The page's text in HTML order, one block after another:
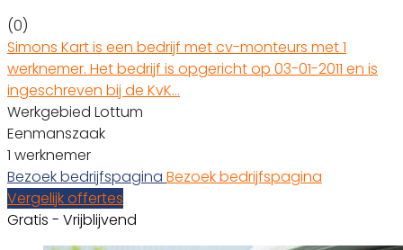
(0)
Simons Kart is een bedrijf met cv-monteurs met 1
werknemer. Het bedrijf is opgericht op 03-01-2011 en is
ingeschreven bij de KvK…
Werkgebied Lottum
Eenmanszaak
1 werknemer
Bezoek bedrijfspagina Bezoek bedrijfspagina
Vergelijk offertes
Gratis - Vrijblijvend